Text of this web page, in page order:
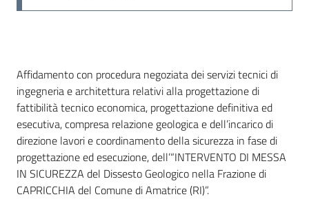
Dati del bando
Affidamento con procedura negoziata dei servizi tecnici di
ingegneria e architettura relativi alla progettazione di
fattibilità tecnico economica, progettazione definitiva ed
esecutiva, compresa relazione geologica e dell’incarico di
direzione lavori e coordinamento della sicurezza in fase di
progettazione ed esecuzione, dell’“INTERVENTO DI MESSA
IN SICUREZZA del Dissesto Geologico nella Frazione di
CAPRICCHIA del Comune di Amatrice (RI)”.